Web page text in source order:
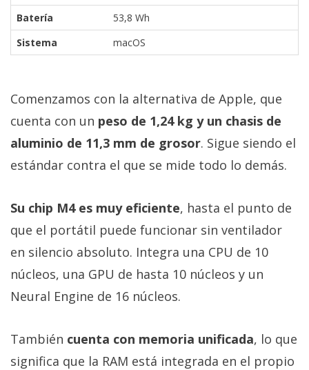
Batería
53,8 Wh
Sistema
macOS
Comenzamos con la alternativa de Apple, que
cuenta con un peso de 1,24 kg y un chasis de
aluminio de 11,3 mm de grosor. Sigue siendo el
estándar contra el que se mide todo lo demás.
Su chip M4 es muy eficiente, hasta el punto de
que el portátil puede funcionar sin ventilador
en silencio absoluto. Integra una CPU de 10
núcleos, una GPU de hasta 10 núcleos y un
Neural Engine de 16 núcleos.
También cuenta con memoria unificada, lo que
significa que la RAM está integrada en el propio